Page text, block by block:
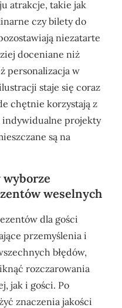
atrakcje, takie jak
czy bilety do
niezatarte
doceniane niż
personalizacja w
staje się coraz
chętnie korzystają z
indywidualne projekty
są na
wyborze
weselnych
dla gości
przemyślenia i
błędów,
rozczarowania
jak i gości. Po
znaczenia jakości